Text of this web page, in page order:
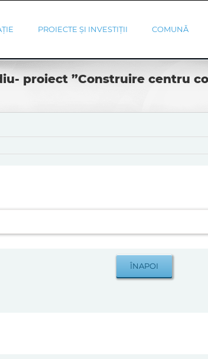
PROIECTE ȘI INVESTIȚII COMUNĂ
proiect ”Construire centru